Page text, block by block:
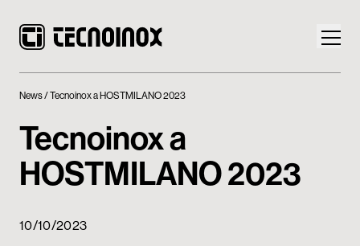
Prodotti
Mondo Tecnoinox
News Tecnoinox a HOSTMILANO 2023
Tecnoinox a
HOSTMILANO 2023
10/10/2023